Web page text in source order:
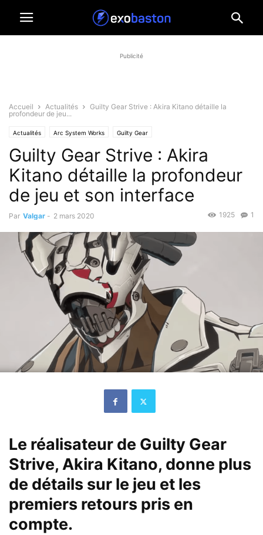
Publicité
Accueil Actualités
Guilty Gear Strive : Akira Kitano détaille la
profondeur de jeu...
Actualités Arc System Works Guilty Gear
Guilty Gear Strive : Akira
Kitano détaille la profondeur
de jeu et son interface
Par Valgar - 2 mars 2020 1
1925
Le réalisateur de Guilty Gear
Strive, Akira Kitano, donne plus
de détails sur le jeu et les
premiers retours pris en
compte.